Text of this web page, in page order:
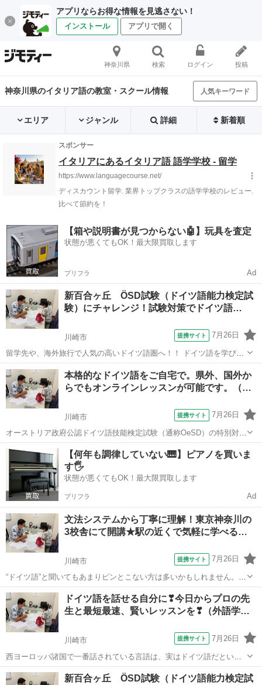
アプリならお得な情報を見逃さない！
インストール アプリで開く
神奈川県 検索 ログイン 投稿
神奈川県のイタリア語の教室・スクール情報 人気キーワード
エリア ジャンル 詳細 新着順
【箱や説明書が見つからない🤖】玩具を査定
状態が悪くてもOK！最大限買取します
プリフラ Ad
新百合ヶ丘 ÖSD試験（ドイツ語能力検定試
験）にチャレンジ！試験対策でドイツ語…
川崎市 提携サイト 7月26日
留学先や、海外旅行で人気の高いドイツ語圏へ！！ ドイツ語を学びな
がらドイツ、オーストリアなどの風土や文化も自然と学べる楽しい授
業です。 日常会話に磨きをかけ、検定試験を受けてらくらく留学、ド
イツ語圏の生活にも自信が持てます。...
神奈川 川崎市 イタリア語
本格的なドイツ語をご自宅で。県外、国外か
らでもオンラインレッスンが可能です。（…
川崎市 提携サイト 7月26日
オーストリア政府公認ドイツ語技能検定試験（通称OeSD）の特別対策
コースとなります。 OeSDはオーストリア政府の権限のもと、『ドイ
ツ・オーストリア・スイスを中心としたドイツ語圏での国際的なドイ
ツ語能力』の証明に使えます。 ...
神奈川 川崎市 イタリア語
【何年も調律していない🎹】ピアノを買いま
す🖐️
状態が悪くてもOK！最大限買取します
プリフラ Ad
文法システムから丁寧に理解！東京神奈川の
3校舎にて開講★駅の近くで気軽に学べる…
川崎市 提携サイト 7月26日
“ドイツ語”と聞いてもあまりピンとこない方は多いかもしれません。し
かし日本にもたくさんのドイツ語圏の文化が入ってきています。意外
と身近な存在であるドイツ語をゼロからしっかりインターエドで始め
てみませんか？ この講座ではベテラ...
神奈川 川崎市 イタリア語
ドイツ語を話せる自分に❣今日からプロの先
生と最短最速、賢いレッスンを❣（外語学…
川崎市 提携サイト 7月26日
西ヨーロッパ諸国で一番話されている言語は、実はドイツ語だという
ことをご存知ですか？ ドイツ、オーストリア、スイスを初め、ドイツ
語が話されている国はたくさんあります。音楽の話には欠かせないオ
神奈川 川崎市 イタリア語
新百合ヶ丘 ÖSD試験（ドイツ語能力検定試